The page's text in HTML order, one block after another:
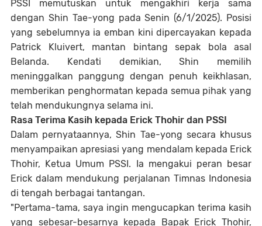
PSSI memutuskan untuk mengakhiri kerja sama
dengan Shin Tae-yong pada Senin (6/1/2025). Posisi
yang sebelumnya ia emban kini dipercayakan kepada
Patrick Kluivert, mantan bintang sepak bola asal
Belanda. Kendati demikian, Shin memilih
meninggalkan panggung dengan penuh keikhlasan,
memberikan penghormatan kepada semua pihak yang
telah mendukungnya selama ini.
Rasa Terima Kasih kepada Erick Thohir dan PSSI
Dalam pernyataannya, Shin Tae-yong secara khusus
menyampaikan apresiasi yang mendalam kepada Erick
Thohir, Ketua Umum PSSI. Ia mengakui peran besar
Erick dalam mendukung perjalanan Timnas Indonesia
di tengah berbagai tantangan.
"Pertama-tama, saya ingin mengucapkan terima kasih
yang sebesar-besarnya kepada Bapak Erick Thohir,